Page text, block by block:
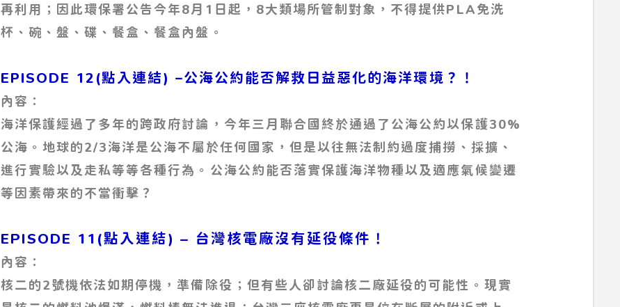
再利用；因此環保署公告今年8月1日起，8大類場所管制對象，不得提供PLA免洗
杯、碗、盤、碟、餐盒、餐盒內盤。
EPISODE 12(點入連結) –公海公約能否解救日益惡化的海洋環境？！
內容：
海洋保護經過了多年的跨政府討論，今年三月聯合國終於通過了公海公約以保護30%
公海。地球的2/3海洋是公海不屬於任何國家，但是以往無法制約過度捕撈、採擴、
進行實驗以及走私等等各種行為。公海公約能否落實保護海洋物種以及適應氣候變遷
等因素帶來的不當衝擊？
EPISODE 11(點入連結) – 台灣核電廠沒有延役條件！
內容：
核二的2號機依法如期停機，準備除役；但有些人卻討論核二廠延役的可能性。現實